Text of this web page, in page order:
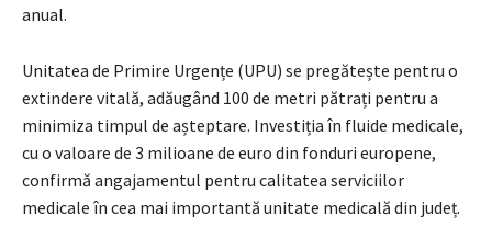
anual.
Unitatea de Primire Urgențe (UPU) se pregătește pentru o
extindere vitală, adăugând 100 de metri pătrați pentru a
minimiza timpul de așteptare. Investiția în fluide medicale,
cu o valoare de 3 milioane de euro din fonduri europene,
confirmă angajamentul pentru calitatea serviciilor
medicale în cea mai importantă unitate medicală din județ.